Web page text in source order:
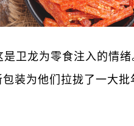
卫龙为零食注入的情
包装为他们拉拢了一